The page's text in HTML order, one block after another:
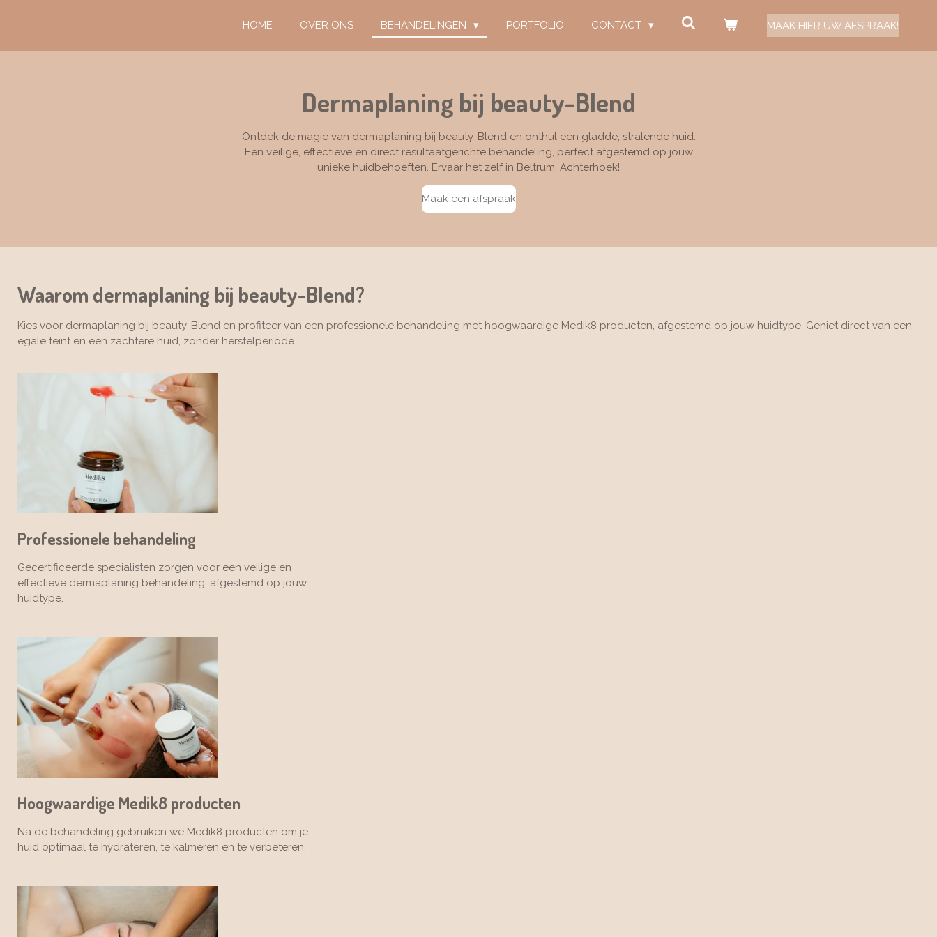
direct
. HOME OVER ONS BEHANDELINGEN PORTFOLIO CONTACT MAAK HIER UW AFSPRAAK!
Dermaplaning bij beauty-Blend
Ontdek de magie van dermaplaning bij beauty-Blend en onthul een gladde, stralende huid.
Een veilige, effectieve en direct resultaatgerichte behandeling, perfect afgestemd op jouw
unieke huidbehoeften. Ervaar het zelf in Beltrum, Achterhoek!
Maak een afspraak
Waarom dermaplaning bij beauty-Blend?
Kies voor dermaplaning bij beauty-Blend en profiteer van een professionele behandeling met hoogwaardige Medik8 producten, afgestemd op jouw huidtype. Geniet direct van een
egale teint en een zachtere huid, zonder herstelperiode.
Professionele behandeling
Gecertificeerde specialisten zorgen voor een veilige en
effectieve dermaplaning behandeling, afgestemd op jouw
huidtype.
Hoogwaardige Medik8 producten
Na de behandeling gebruiken we Medik8 producten om je
huid optimaal te hydrateren, te kalmeren en te verbeteren.